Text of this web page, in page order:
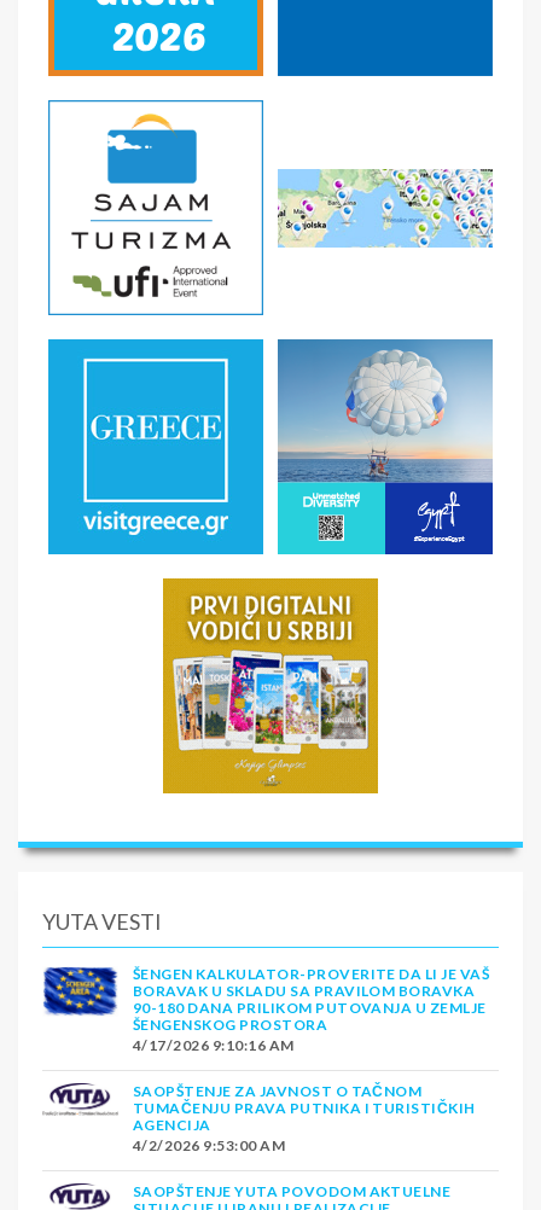
YUTA VESTI
ŠENGEN KALKULATOR-PROVERITE DA LI JE VAŠ
BORAVAK U SKLADU SA PRAVILOM BORAVKA
90-180 DANA PRILIKOM PUTOVANJA U ZEMLJE
ŠENGENSKOG PROSTORA
4/17/2026 9:10:16 AM
SAOPŠTENJE ZA JAVNOST O TAČNOM
TUMAČENJU PRAVA PUTNIKA I TURISTIČKIH
AGENCIJA
4/2/2026 9:53:00 AM
SAOPŠTENJE YUTA POVODOM AKTUELNE